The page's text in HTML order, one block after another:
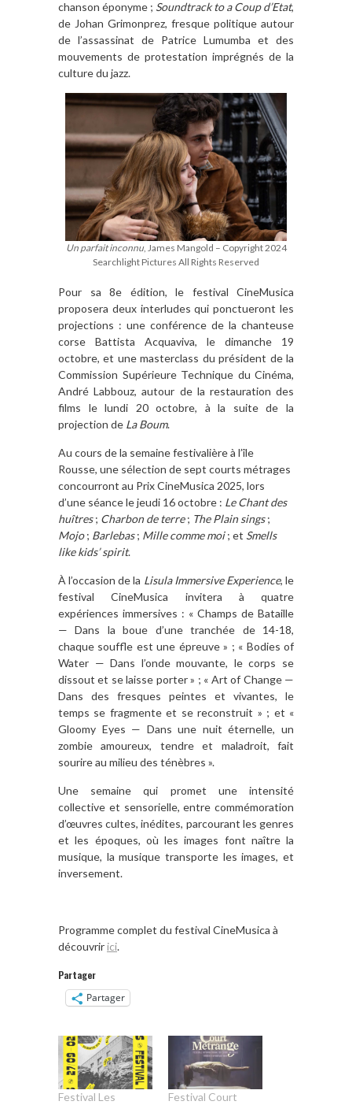
chanson éponyme ; Soundtrack to a Coup d’Etat,
de Johan Grimonprez, fresque politique autour
de l’assassinat de Patrice Lumumba et des
mouvements de protestation imprégnés de la
culture du jazz.
Un parfait inconnu, James Mangold – Copyright 2024
Searchlight Pictures All Rights Reserved
Pour sa 8e édition, le festival CineMusica
proposera deux interludes qui ponctueront les
projections : une conférence de la chanteuse
corse Battista Acquaviva, le dimanche 19
octobre, et une masterclass du président de la
Commission Supérieure Technique du Cinéma,
André Labbouz, autour de la restauration des
films le lundi 20 octobre, à la suite de la
projection de La Boum.
Au cours de la semaine festivalière à l’île
Rousse, une sélection de sept courts métrages
concourront au Prix CineMusica 2025, lors
d’une séance le jeudi 16 octobre : Le Chant des
huîtres; Charbon de terre; The Plain sings;
Mojo; Barlebas; Mille comme moi; et Smells
like kids’ spirit.
À l’occasion de la Lisula Immersive Experience, le
festival CineMusica invitera à quatre
expériences immersives : « Champs de Bataille
— Dans la boue d’une tranchée de 14-18,
chaque souffle est une épreuve » ; « Bodies of
Water — Dans l’onde mouvante, le corps se
dissout et se laisse porter » ; « Art of Change —
Dans des fresques peintes et vivantes, le
temps se fragmente et se reconstruit » ; et «
Gloomy Eyes — Dans une nuit éternelle, un
zombie amoureux, tendre et maladroit, fait
sourire au milieu des ténèbres ».
Une semaine qui promet une intensité
collective et sensorielle, entre commémoration
d’œuvres cultes, inédites, parcourant les genres
et les époques, où les images font naître la
musique, la musique transporte les images, et
inversement.
Programme complet du festival CineMusica à
découvririci.
Partager
Partager
Festival Les
Festival Court